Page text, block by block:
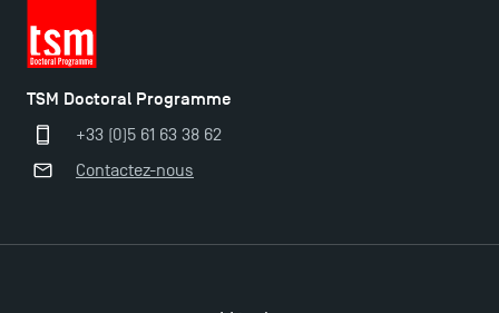
2025 !
TSM Doctoral Programme
+33 (0)5 61 63 38 62
Contactez-nous